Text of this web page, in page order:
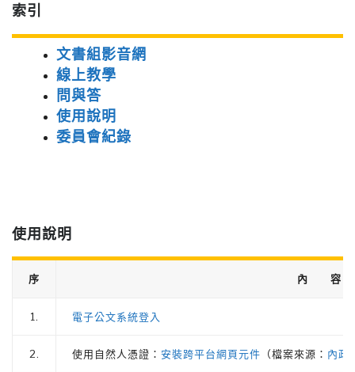
索引
文書組影音網
線上教學
問與答
使用說明
委員會紀錄
使用說明
序 內 容
1. 電子公文系統登入
2. 使用自然人憑證： 安裝跨平台網頁元件 （檔案來源： 內政